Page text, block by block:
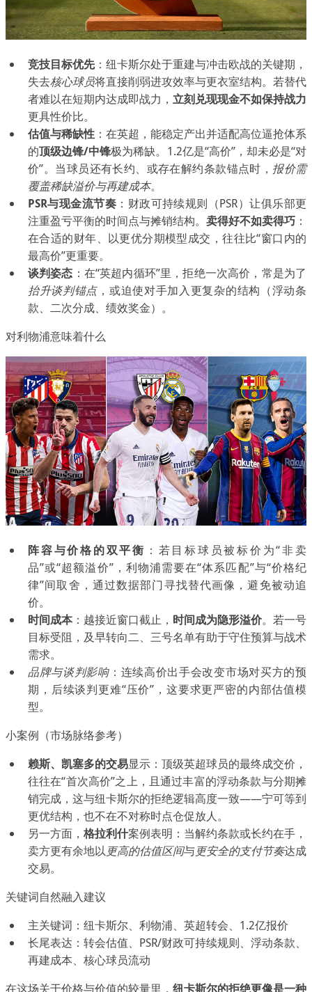
竞技目标优先：纽卡斯尔处于重建与冲击欧战的关键期，
失去核心球员将直接削弱进攻效率与更衣室结构。若替代
者难以在短期内达成即战力， 立刻兑现现金不如保持战力
更具性价比。
估值与稀缺性 ：在英超，能稳定产出并适配高位逼抢体系
的顶级边锋/中锋极为稀缺。1.2亿是“高价”，却未必是“对
价”。当球员还有长约、或存在解约条款锚点时， 报价需
覆盖稀缺溢价与再建成本。
PSR与现金流节奏 ：财政可持续规则（PSR）让俱乐部更
注重盈亏平衡的时间点与摊销结构。 卖得好不如卖得巧 ：
在合适的财年、以更优分期模型成交，往往比“窗口内的
最高价”更重要。
谈判姿态 ：在“英超内循环”里，拒绝一次高价，常是为了
抬升谈判锚点 ，或迫使对手加入更复杂的结构（浮动条
款、二次分成、绩效奖金）。
对利物浦意味着什么
阵容与价格的双平衡 ：若目标球员被标价为“非卖
品”或“超额溢价”，利物浦需要在“体系匹配”与“价格纪
律”间取舍，通过数据部门寻找替代画像，避免被动追
价。
时间成本：越接近窗口截止， 时间成为隐形溢价。若一号
目标受阻，及早转向二、三号名单有助于守住预算与战术
需求。
品牌与谈判影响：连续高价出手会改变市场对买方的预
期，后续谈判更难“压价”，这要求更严密的内部估值模
型。
小案例（市场脉络参考）
赖斯、凯塞多的交易显示：顶级英超球员的最终成交价，
往往在“首次高价”之上，且通过丰富的浮动条款与分期摊
销完成，这与纽卡斯尔的拒绝逻辑高度一致——宁可等到
更优结构，也不在不对称时点仓促放人。
另一方面， 格拉利什案例表明：当解约条款或长约在手，
卖方更有余地以更高的估值区间与更安全的支付节奏达成
交易。
关键词自然融入建议
主关键词：纽卡斯尔、利物浦、英超转会、1.2亿报价
长尾表达：转会估值、PSR/财政可持续规则、浮动条款、
再建成本、核心球员流动
在这场关于价格与价值的较量里， 纽卡斯尔的拒绝更像是一种